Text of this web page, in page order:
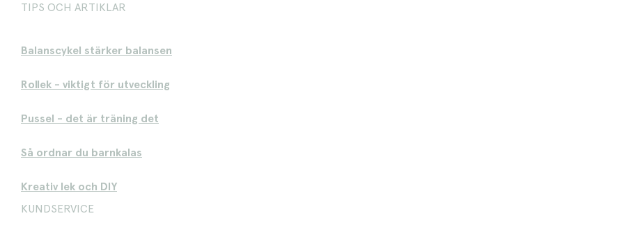
TIPS OCH ARTIKLAR
Balanscykel stärker balansen
Rollek - viktigt för utveckling
Pussel - det är träning det
Så ordnar du barnkalas
Kreativ lek och DIY
KUNDSERVICE